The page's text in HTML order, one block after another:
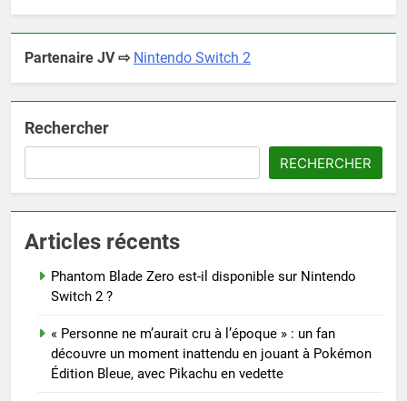
Partenaire JV ⇨ Nintendo Switch 2
Rechercher
RECHERCHER
Articles récents
Phantom Blade Zero est-il disponible sur Nintendo
Switch 2 ?
« Personne ne m’aurait cru à l’époque » : un fan
découvre un moment inattendu en jouant à Pokémon
Édition Bleue, avec Pikachu en vedette